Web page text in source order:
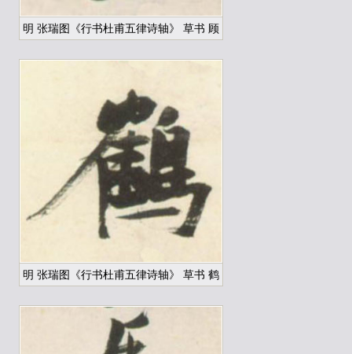
明 张瑞图《行书杜甫五律诗轴》 草书 顾
明 张瑞图《行书杜甫五律诗轴》 草书 鹤